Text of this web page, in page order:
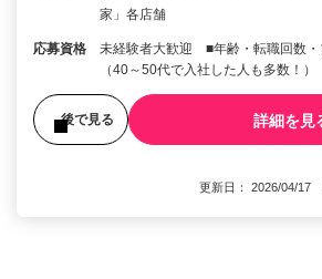
家」各店舗
応募資格
未経験者大歓迎 ■年齢・転職回数・
（40～50代で入社した人も多数！
後で見る 詳細を見
更新日： 2026/04/17